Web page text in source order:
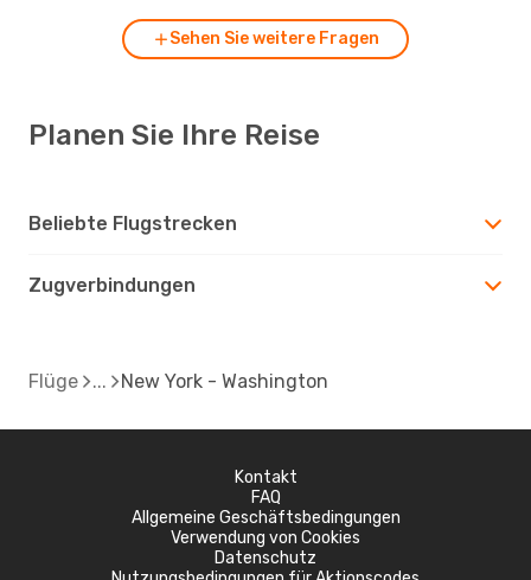
Sehen Sie weitere Fragen
Planen Sie Ihre Reise
Beliebte Flugstrecken
Zugverbindungen
Flüge New York - Washington
Kontakt
FAQ
Allgemeine Geschäftsbedingungen
Verwendung von Cookies
Datenschutz